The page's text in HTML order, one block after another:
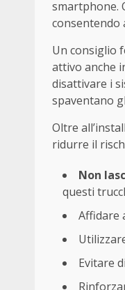
smartphone.
consentendo
Un consiglio
attivo anche
disattivare i
spaventano
Oltre
ridurre il
Non
questi
Affidare
Evitare